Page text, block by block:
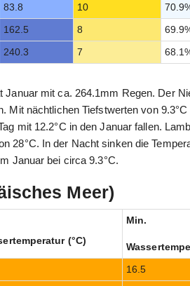
83.8 10
162.5 8
240.3 7
mit ca. 264.1mm Regen. Der
nächtlichen Tiefstwerten von
mit 12.2°C in den Januar fallen.
28°C. In der Nacht sinken die
Januar bei circa 9.3°C.
Meer)
(°C)
Min.
16.5